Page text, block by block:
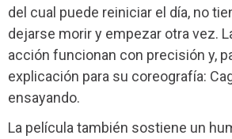
del cual puede reiniciar el día, no
dejarse morir y empezar otra vez.
acción funcionan con precisión y,
explicación para su coreografía:
ensayando.
La película también sostiene un